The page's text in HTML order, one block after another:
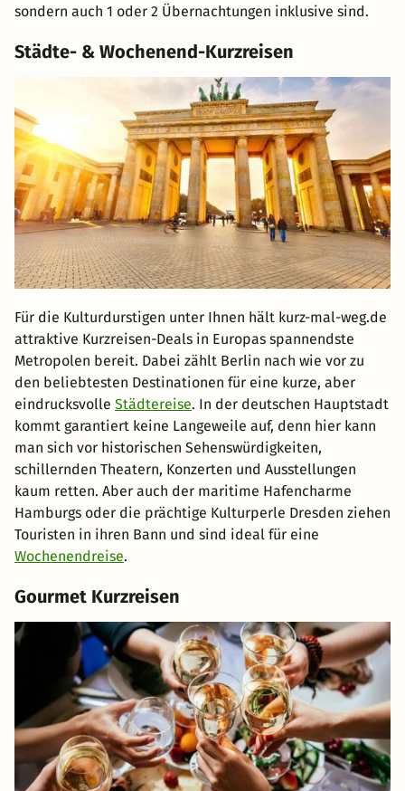
sondern auch 1 oder 2 Übernachtungen inklusive sind.
Städte- & Wochenend-Kurzreisen
Für die Kulturdurstigen unter Ihnen hält kurz-mal-weg.de
attraktive Kurzreisen-Deals in Europas spannendste
Metropolen bereit. Dabei zählt Berlin nach wie vor zu
den beliebtesten Destinationen für eine kurze, aber
eindrucksvolle Städtereise. In der deutschen Hauptstadt
kommt garantiert keine Langeweile auf, denn hier kann
man sich vor historischen Sehenswürdigkeiten,
schillernden Theatern, Konzerten und Ausstellungen
kaum retten. Aber auch der maritime Hafencharme
Hamburgs oder die prächtige Kulturperle Dresden ziehen
Touristen in ihren Bann und sind ideal für eine
Wochenendreise.
Gourmet Kurzreisen